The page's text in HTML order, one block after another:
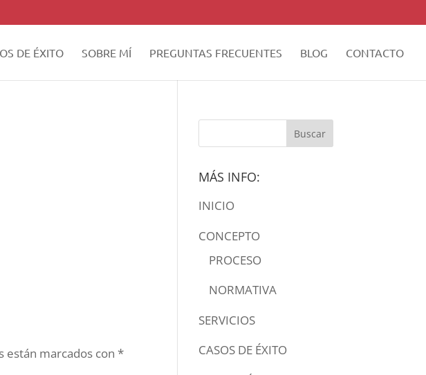
DE ÉXITO SOBRE MÍ PREGUNTAS FRECUENTES BLOG CONTACTO
están marcados con*
MÁS INFO:
INICIO
CONCEPTO
PROCESO
NORMATIVA
SERVICIOS
CASOS DE ÉXITO